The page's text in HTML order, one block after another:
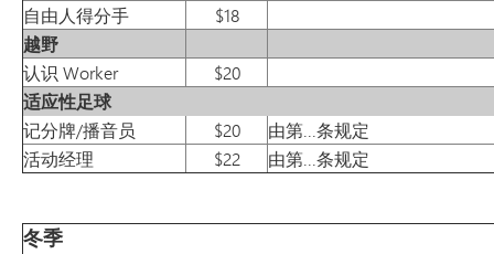
自由人得分手
$18
越野
认识 Worker
$20
适应性足球
记分牌/播音员
$20
由第...条规定
活动经理
$22 由第...条规定
冬季